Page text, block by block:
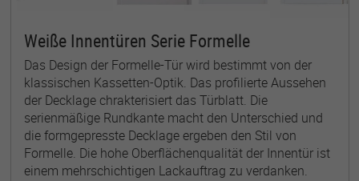
Weiße Innentüren Serie Formelle
Das Design der Formelle-Tür wird bestimmt von der
klassischen Kassetten-Optik. Das profilierte Aussehen
der Decklage chrakterisiert das Türblatt. Die
serienmäßige Rundkante macht den Unterschied und
die formgepresste Decklage ergeben den Stil von
Formelle. Die hohe Oberflächenqualität der Innentür ist
einem mehrschichtigen Lackauftrag zu verdanken.